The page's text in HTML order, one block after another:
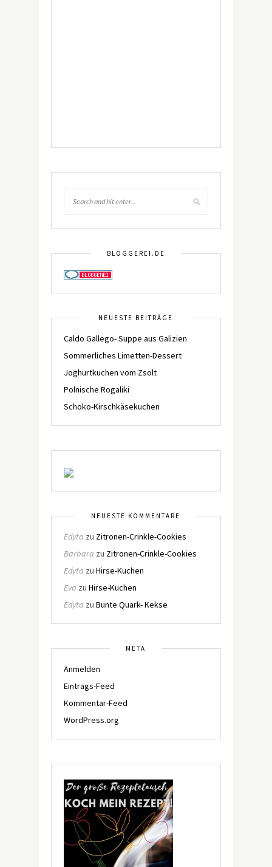
BLOGGEREI.DE
NEUESTE BEITRÄGE
Caldo Gallego- Suppe aus Galizien
Sommerliches Limetten-Dessert
Joghurtkuchen vom Zsolt
Polnische Rogaliki
Schoko-Kirschkäsekuchen
NEUESTE KOMMENTARE
Edyta zu Zitronen-Crinkle-Cookies
Barbara zu Zitronen-Crinkle-Cookies
Edyta zu Hirse-Kuchen
Eva zu Hirse-Kuchen
Edyta zu Bunte Quark- Kekse
META
Anmelden
Eintrags-Feed
Kommentar-Feed
WordPress.org